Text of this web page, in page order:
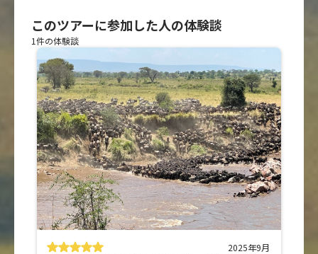
このツアーに参加した人の体験談
1件の体験談
2025年9月